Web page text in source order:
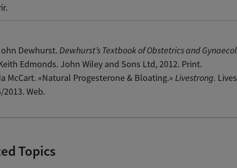
Dewhurst.Dewhurst’s Textbook of Obstetrics and
Edmonds. John Wiley and Sons Ltd, 2012. Print.
McCart. «Natural Progesterone & Bloating.»Livestrong.
2013. Web.
Topics